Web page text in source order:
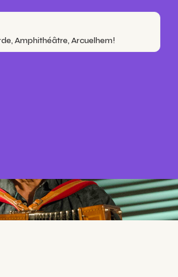
Amphithéâtre, Arcuelhem!